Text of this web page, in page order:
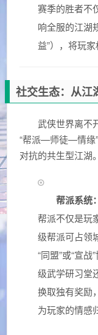
赛季的胜者不
响全服的江湖
益”），将玩
社交生态：从江
武侠世界离不
“帮派—师徒—情缘
对抗的共生型江湖。
帮派系统
帮派不仅是玩
级帮派可占领
“同盟”或“宣
级武学研习堂
换取独有奖励
为玩家的情感